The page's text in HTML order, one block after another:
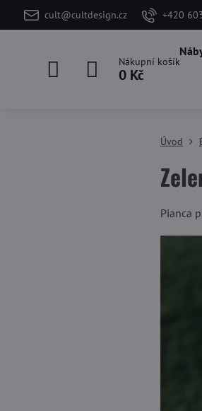
cult@cultdesign.cz +420
Nákupní košík
0 Kč
Úvod
Pianca